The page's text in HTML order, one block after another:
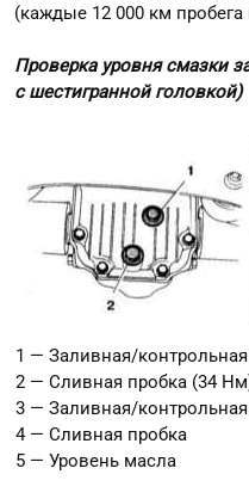
(каждые 12 000 км
Проверка уровня смазки
с шестигранной головкой)
1 — Заливная/
2 — Сливная пробка (34
3 — Заливная/
4 — Сливная пробка
5 — Уровень масла